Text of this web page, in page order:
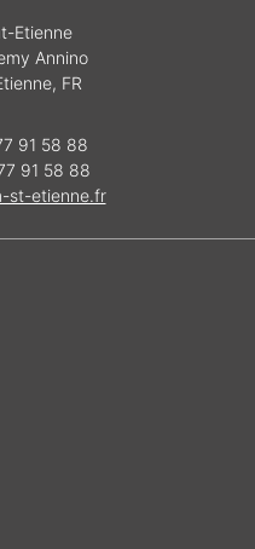
Etienne
Annino
FR
91 58 88
91 58 88
st-etienne.fr